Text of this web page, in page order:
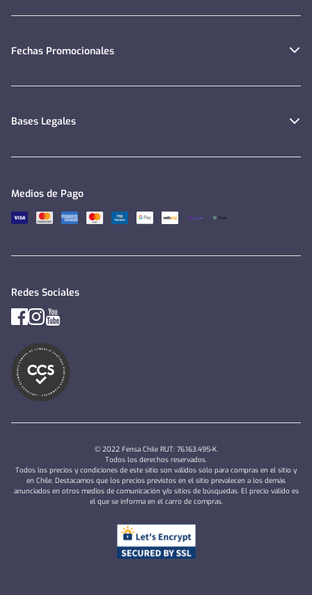
Fechas Promocionales
Bases Legales
Medios de Pago
Redes Sociales
© 2022 Fensa Chile RUT: 76.163.495-K.
Todos los derechos reservados.
Todos los precios y condiciones de este sitio son válidos sólo para compras en el sitio y
en Chile. Destacamos que los precios previstos en el sitio prevalecen a los demás
anunciados en otros medios de comunicación y/o sitios de búsquedas. El precio válido es
el que se informa en el carro de compras.